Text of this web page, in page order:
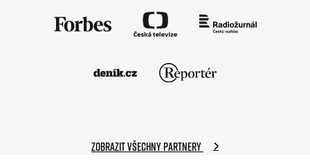
Zobrazit všechny partnery